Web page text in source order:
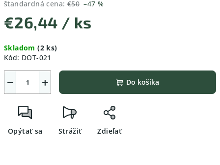
štandardná cena: €50 –47 %
€26,44 / ks
cena:
Skladom(2 ks)
Kód: DOT-021
+
− Do košíka
Opýtať sa Strážiť Zdieľať